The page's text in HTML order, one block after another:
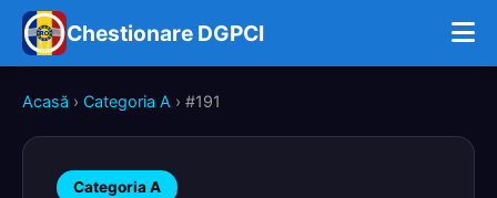
Chestionare DGPCI
Acasă › Categoria A › #191
Categoria A